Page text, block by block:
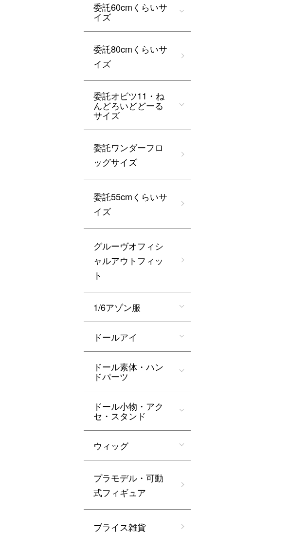
委託60cmくらいサ
イズ
委託80cmくらいサ
イズ
委託オビツ11・ね
んどろいどどーる
サイズ
委託ワンダーフロ
ッグサイズ
委託55cmくらいサ
イズ
グルーヴオフィシ
ャルアウトフィッ
ト
1/6アゾン服
ドールアイ
ドール素体・ハン
ドパーツ
ドール小物・アク
セ・スタンド
ウィッグ
プラモデル・可動
式フィギュア
ブライス雑貨